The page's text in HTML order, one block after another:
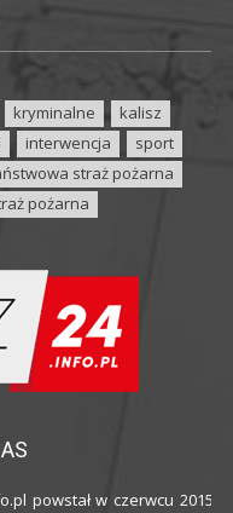
kryminalne
kalisz
interwencja
sport
straż pożarna
pożarna
powstał w czerwcu 2015